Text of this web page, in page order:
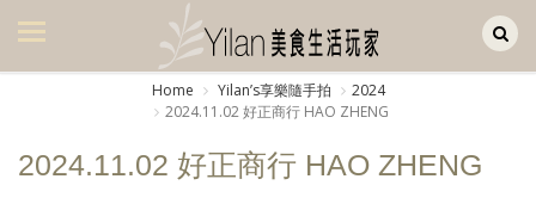
美食集
廚房集
Home Yilanʼs享樂隨手拍
2024
2024.11.02 好正商行 HAO ZHENG
2024.11.02 好正商行 HAO ZHENG